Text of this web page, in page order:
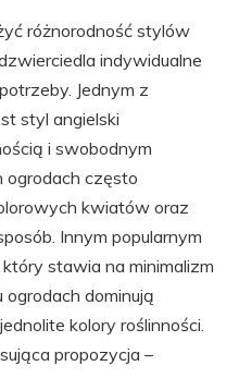
różnorodność stylów
indywidualne
Jednym z
styl angielski
i swobodnym
ogrodach często
kwiatów oraz
Innym popularnym
stawia na minimalizm
dominują
kolory roślinności.
propozycja –